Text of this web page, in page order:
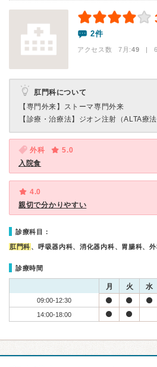
2件
アクセス数 7月:49 | 6
肛門科について
【専門外来】 ストーマ専門外来
【診療・治療法】 ジオン注射（ALTA療法
外科
5.0
入院食
4.0
親切で分かりやすい
診療科目：
肛門科 、呼吸器内科、消化器内科、胃腸科、
診療時間
月 火 水
09:00-12:30
14:00-18:00